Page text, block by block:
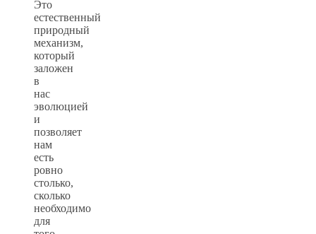
Это
естественный
природный
механизм,
который
заложен
в
нас
эволюцией
и
позволяет
нам
есть
ровно
столько,
сколько
необходимо
для